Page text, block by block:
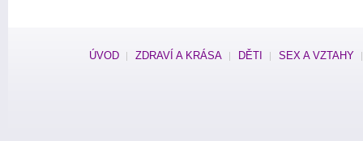
ÚVOD ZDRAVÍ A KRÁSA DĚTI SEX A VZTAHY